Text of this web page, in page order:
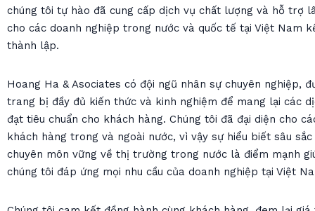
chúng tôi tự hào đã cung cấp dịch vụ chất lượng và hỗ trợ
cho các doanh nghiệp trong nước và quốc tế tại Việt Nam
thành lập.
Hoang Ha & Asociates có đội ngũ nhân sự chuyên nghiệp,
trang bị đầy đủ kiến thức và kinh nghiệm để mang lại các
đạt tiêu chuẩn cho khách hàng. Chúng tôi đã đại diện cho
khách hàng trong và ngoài nước, vì vậy sự hiểu biết sâu sắc
chuyên môn vững về thị trường trong nước là điểm mạnh
chúng tôi đáp ứng mọi nhu cầu của doanh nghiệp tại Việt